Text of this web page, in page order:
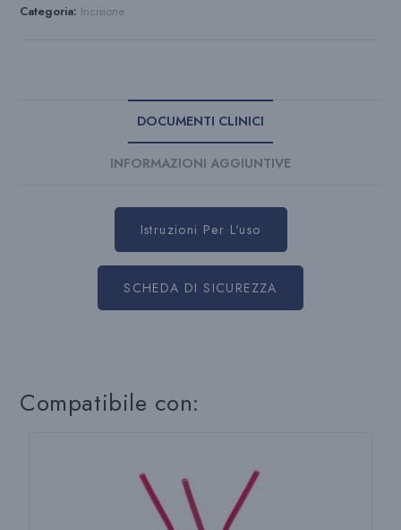
Categoria: Incisione
DOCUMENTI CLINICI
INFORMAZIONI AGGIUNTIVE
Istruzioni Per L'uso
SCHEDA DI SICUREZZA
Compatibile con: